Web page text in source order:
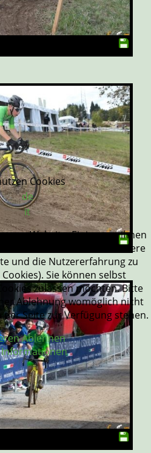
Cookies
de
it
Website. Einige von ihnen
der Seite, während andere
und die Nutzererfahrung zu
Sie können selbst
zulassen möchten. Bitte
Ablehnung womöglich nicht
Seite zur Verfügung stehen.
Ablehnen